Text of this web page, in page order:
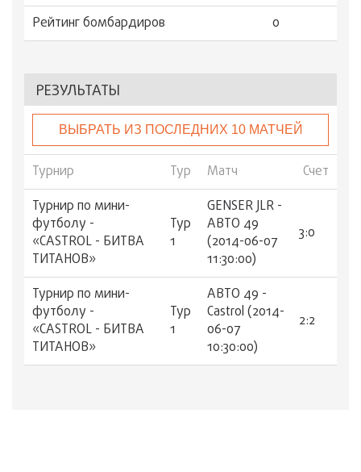
Рейтинг бомбардиров
0
РЕЗУЛЬТАТЫ
ВЫБРАТЬ ИЗ ПОСЛЕДНИХ 10 МАТЧЕЙ
Турнир Тур Матч
Счет
Турнир по мини-
футболу -
«CASTROL - БИТВА
ТИТАНОВ»
Тур
1
GENSER JLR -
АВТО 49
(2014-06-07
11:30:00)
3:0
Турнир по мини-
футболу -
«CASTROL - БИТВА
ТИТАНОВ»
Тур
1
АВТО 49 -
Castrol (2014-
06-07
10:30:00)
2:2